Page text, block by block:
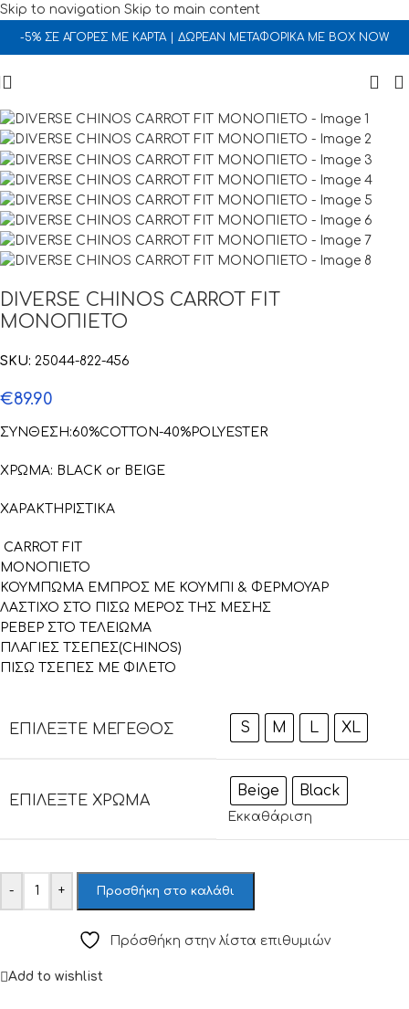
Skip to navigation Skip to main content
-5% ΣΕ ΑΓΟΡΕΣ ΜΕ ΚΑΡΤΑ | ΔΩΡΕΑΝ ΜΕΤΑΦΟΡΙΚΑ ΜΕ BOX NOW
DIVERSE CHINOS CARROT FIT
ΜΟΝΟΠΙΕΤΟ
SKU: 25044-822-456
€89.90
ΣΥΝΘΕΣΗ:60%COTTON-40%POLYESTER
ΧΡΩΜΑ: BLACK or BEIGE
ΧΑΡΑΚΤΗΡΙΣΤΙΚΑ
CARROT FIT
ΜΟΝΟΠΙΕΤΟ
ΚΟΥΜΠΩΜΑ ΕΜΠΡΟΣ ΜΕ ΚΟΥΜΠΙ & ΦΕΡΜΟΥΑΡ
ΛΑΣΤΙΧΟ ΣΤΟ ΠΙΣΩ ΜΕΡΟΣ ΤΗΣ ΜΕΣΗΣ
ΡΕΒΕΡ ΣΤΟ ΤΕΛΕΙΩΜΑ
ΠΛΑΓΙΕΣ ΤΣΕΠΕΣ(CHINOS)
ΠΙΣΩ ΤΣΕΠΕΣ ΜΕ ΦΙΛΕΤΟ
ΕΠΙΛΈΞΤΕ ΜΈΓΕΘΟΣ S M L XL
ΕΠΙΛΈΞΤΕ ΧΡΏΜΑ
Beige Black
Εκκαθάριση
- + Προσθήκη στο καλάθι
Πρόσθήκη στην λίστα επιθυμιών
Add to wishlist